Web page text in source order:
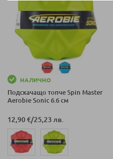
НАЛИЧНО
Подскачащо топче Spin Master
Aerobie Sonic 6.6 см
12,90 €/25,23 лв.